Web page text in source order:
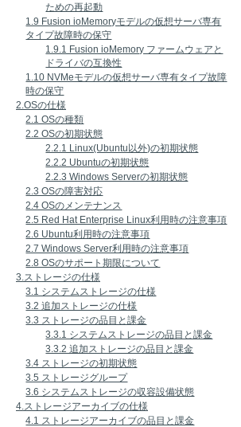
ための再起動
1.9 Fusion ioMemoryモデルの仮想サーバ専有
タイプ故障時の保守
1.9.1 Fusion ioMemory ファームウェアと
ドライバの互換性
1.10 NVMeモデルの仮想サーバ専有タイプ故障
時の保守
2.OSの仕様
2.1 OSの種類
2.2 OSの初期状態
2.2.1 Linux(Ubuntu以外)の初期状態
2.2.2 Ubuntuの初期状態
2.2.3 Windows Serverの初期状態
2.3 OSの障害対応
2.4 OSのメンテナンス
2.5 Red Hat Enterprise Linux利用時の注意事項
2.6 Ubuntu利用時の注意事項
2.7 Windows Server利用時の注意事項
2.8 OSのサポート期限について
3.ストレージの仕様
3.1 システムストレージの仕様
3.2 追加ストレージの仕様
3.3 ストレージの品目と課金
3.3.1 システムストレージの品目と課金
3.3.2 追加ストレージの品目と課金
3.4 ストレージの初期状態
3.5 ストレージグループ
3.6 システムストレージの収容設備状態
4.ストレージアーカイブの仕様
4.1 ストレージアーカイブの品目と課金